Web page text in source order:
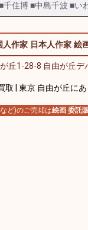
千住博■中島千波 ■い
人作家 日本人作家 絵
丘1-28-8 自由が丘デ
取 | 東京 自由が丘に
ど)のご売却は絵画 委託